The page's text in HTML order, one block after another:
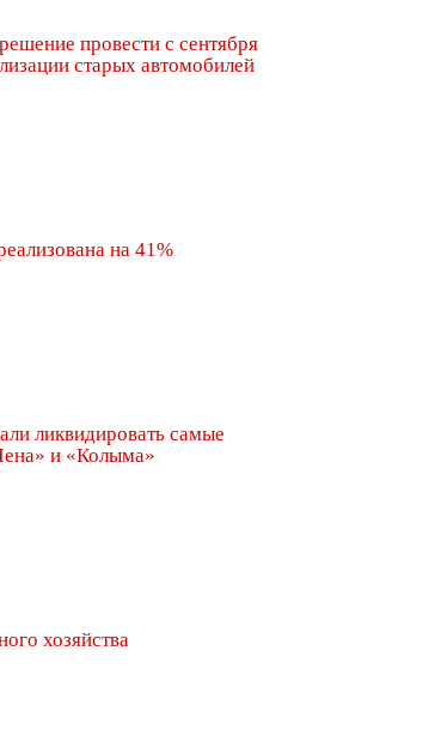
провести с сентября
старых автомобилей
на 41%
ликвидировать самые
и «Колыма»
хозяйства